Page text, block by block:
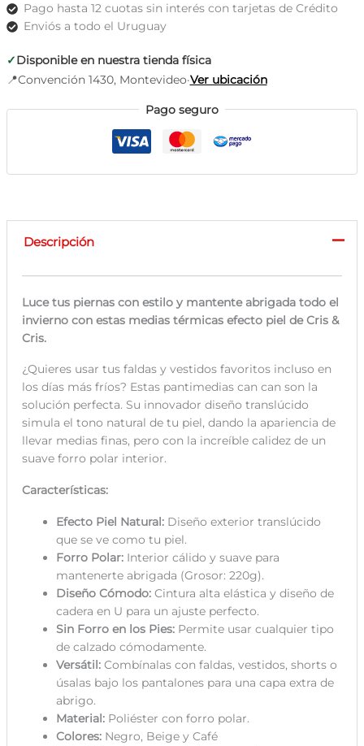
can
cantidad
Pago hasta 12 cuotas sin interés con tarjetas de Crédito
Enviós a todo el Uruguay
✓Disponible en nuestra tienda física
📍Convención 1430, Montevideo·Ver ubicación
Pago seguro
Descripción
Luce tus piernas con estilo y mantente abrigada todo el
invierno con estas medias térmicas efecto piel de Cris &
Cris.
¿Quieres usar tus faldas y vestidos favoritos incluso en
los días más fríos? Estas pantimediascan can son la
solución perfecta. Su innovador diseño translúcido
simula el tono natural de tu piel, dando la apariencia de
llevar medias finas, pero con la increíble calidez de un
suave forro polar interior.
Características:
Efecto Piel Natural:Diseño exterior translúcido
que se ve como tu piel.
Forro Polar:Interior cálido y suave para
mantenerte abrigada (Grosor: 220g).
Diseño Cómodo:Cintura alta elástica y diseño de
cadera en U para un ajuste perfecto.
Sin Forro en los Pies:Permite usar cualquier tipo
de calzado cómodamente.
Versátil:Combínalas con faldas, vestidos, shorts o
úsalas bajo los pantalones para una capa extra de
abrigo.
Material:Poliéster con forro polar.
Colores:Negro, Beige y Café